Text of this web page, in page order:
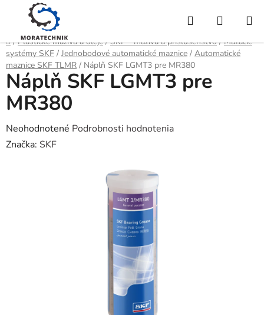
Hľadať
KOŠÍK
Domov
/ Plastické mazivá a oleje / SKF - mazivá a príslušenstvo / Mazacie
systémy SKF / Jednobodové automatické maznice / Automatické
maznice SKF TLMR / Náplň SKF LGMT3 pre MR380
Náplň SKF LGMT3 pre
MR380
Priemerné
hodnotenie
Neohodnotené Podrobnosti hodnotenia
Značka: SKF